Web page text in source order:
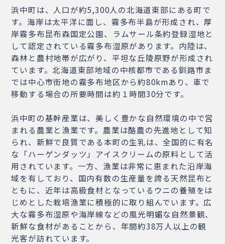
浜中町は、人口が約5,300人の北海道東部にある町で
す。海岸は太平洋に面し、霧多布半島が形成され、厚
岸霧多布昆布森国定公園、ラムサール条約登録湿地と
して認定されている霧多布湿原があります。内陸は、
森林と農村地帯が広がり、平坦な丘陵原野が形成され
ています。北海道東部地域の中核都市である釧路市ま
では中心市街地の霧多布地区から約80kmあり、車で
移動する場合の所要時間は約１時間30分です。
浜中町の基幹産業は、美しく豊かな自然環境の中で営
まれる農業と漁業です。農業は酪農の先進地として知
られ、新鮮で良質である本町の生乳は、全国的に有名
な「ハーゲンダッツ」アイスクリームの原料として活
用されています。一方、漁業は非常に恵まれた沿岸海
域を有しており、国内有数の生産量を誇る天然昆布と
ともに、近年は高級食材となっているウニの養殖をは
じめとした栽培漁業に積極的に取り組んでいます。広
大な霧多布湿原や海岸線などの風光明媚な自然景観、
新鮮な食材があることから、年間約38万人以上の観
光客が訪れています。